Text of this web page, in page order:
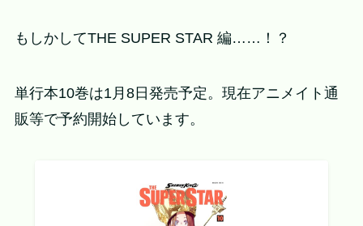
もしかしてTHE SUPER STAR 編……！？
単行本10巻は1月8日発売予定。現在アニメイト通
販等で予約開始しています。